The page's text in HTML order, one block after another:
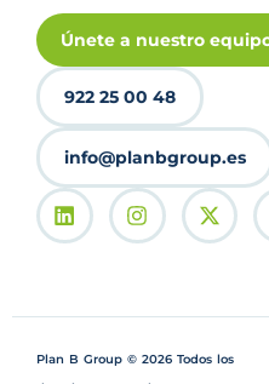
Únete a nuestro
922 25 00 48
info@planbgroup.es
Plan B Group © 2026 Todos los